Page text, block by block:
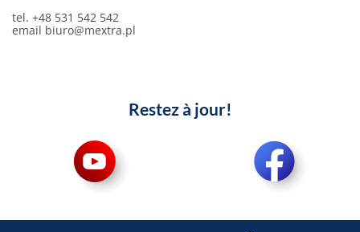
tel. +48 531 542 542
email biuro@mextra.pl
Restez à jour!